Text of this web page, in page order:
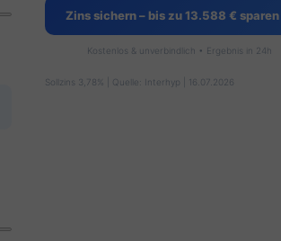
Zins sichern – bis zu 13.588 € sparen
Kostenlos & unverbindlich • Ergebnis in 24h
Sollzins 3,78% | Quelle: Interhyp | 16.07.2026